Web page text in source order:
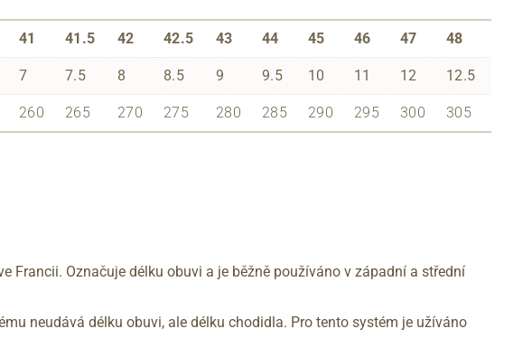
41 41.5 42 42.5 43 44 45 46 47 48
7 7.5 8 8.5 9 9.5 10 11 12 12.5
260 265 270 275 280 285 290 295 300 305
Francii. Označuje délku obuvi a je běžně používáno v západní a střední
neudává délku obuvi, ale délku chodidla. Pro tento systém je užíváno